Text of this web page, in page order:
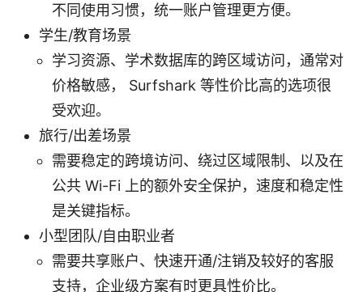
不同使用习惯，统一账户管理更方便。
学生/教育场景
学习资源、学术数据库的跨区域访问，通常对
价格敏感， Surfshark 等性价比高的选项很
受欢迎。
旅行/出差场景
需要稳定的跨境访问、绕过区域限制、以及在
公共 Wi-Fi 上的额外安全保护，速度和稳定性
是关键指标。
小型团队/自由职业者
需要共享账户、快速开通/注销及较好的客服
支持，企业级方案有时更具性价比。